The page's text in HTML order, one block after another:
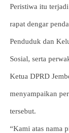
Peristiwa itu
rapat dengar
Penduduk dan
Sosial, serta
Ketua DPRD
menyampaikan
tersebut.
“Kami atas nama